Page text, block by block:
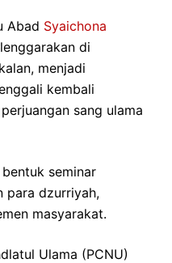
Abad Syaichona
di
menjadi
kembali
sang ulama
seminar
para dzurriyah,
masyarakat.
Ulama (PCNU)